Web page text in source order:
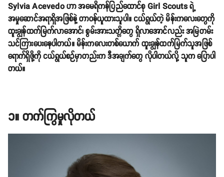
Sylvia Acevedo ဟာ အမေရိကန်ပြည်ထောင်စု Girl Scouts ရဲ့
အမှုဆောင်အရာရှိအဖြစ်နဲ့ တာဝန်ယူထားသူပါ။ ငယ်ရွယ်တဲ့ မိန်းကလေးတွေကို
ထူးချွန်ထက်မြက်လာအောင်၊ စွမ်းအားသတ္တိတွေ ရှိလာအောင်လည်း အမြဲတမ်း
သင်ကြားပေးနေပါတယ်။ မိန်းကလေးတစ်ယောက် ထူးချွန်ထက်မြက်သူအဖြစ်
ရောက်ရှိဖို့ကို ငယ်ရွယ်စဉ်မှာတည်းက ဒီအချက်တွေ လိုပါတယ်လို့ သူက ပြောပါ
တယ်။
၁။ တက်ကြွမှုလိုတယ်